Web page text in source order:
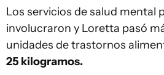
Los servicios de salud mental
involucraron y Loretta pasó
unidades de trastornos
25 kilogramos.